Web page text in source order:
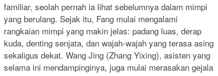
familiar, seolah pernah ia lihat sebelumnya dalam mimpi
yang berulang. Sejak itu, Fang mulai mengalami
rangkaian mimpi yang makin jelas: padang luas, derap
kuda, denting senjata, dan wajah-wajah yang terasa asing
sekaligus dekat. Wang Jing (Zhang Yixing), asisten yang
selama ini mendampinginya, juga mulai merasakan gejala